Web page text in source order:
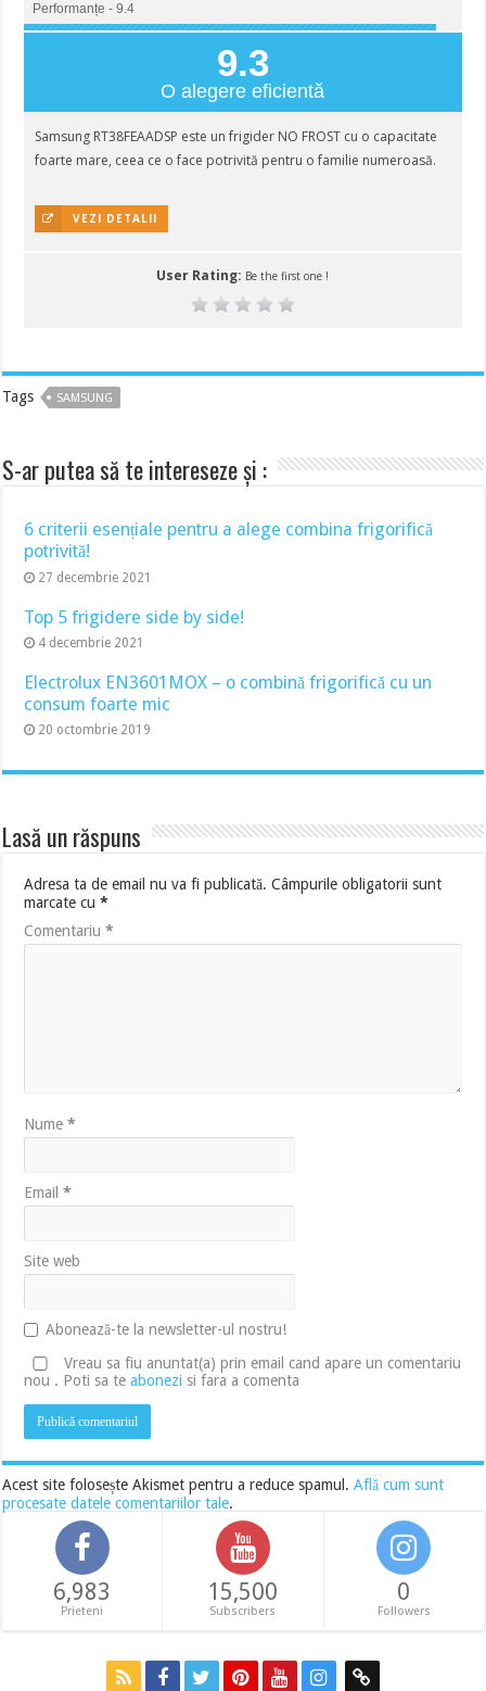
Performanțe - 9.4
9.3
O alegere eficientă
Samsung RT38FEAADSP este un frigider NO FROST cu o capacitate
foarte mare, ceea ce o face potrivită pentru o familie numeroasă.
VEZI DETALII
User Rating: Be the first one !
Tags SAMSUNG
S-ar putea să te intereseze și :
6 criterii esențiale pentru a alege combina frigorifică
potrivită!
27 decembrie 2021
Top 5 frigidere side by side!
4 decembrie 2021
Electrolux EN3601MOX – o combină frigorifică cu un
consum foarte mic
20 octombrie 2019
Lasă un răspuns
Adresa ta de email nu va fi publicată. Câmpurile obligatorii sunt
marcate cu*
Comentariu*
Nume*
Email*
Site web
Abonează-te la newsletter-ul nostru!
Vreau sa fiu anuntat(a) prin email cand apare un comentariu
nou . Poti sa teabonezi si fara a comenta
Acest site folosește Akismet pentru a reduce spamul.Află cum sunt
procesate datele comentariilor tale.
6,983
Prieteni
15,500
Subscribers
0
Followers